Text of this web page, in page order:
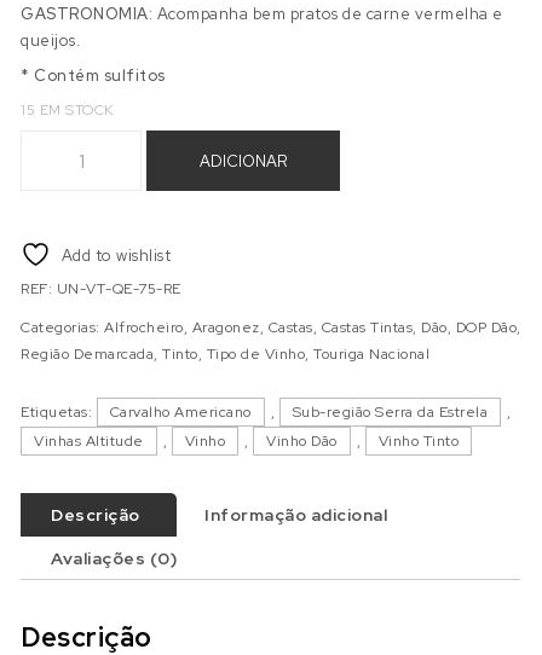
GASTRONOMIA: Acompanha bem pratos de carne vermelha e
queijos.
* Contém sulfitos
15 EM STOCK
ADICIONAR
Add to wishlist
REF: UN-VT-QE-75-RE
Categorias:Alfrocheiro, Aragonez, Castas, Castas Tintas, Dão, DOP Dão,
Região Demarcada,Tinto, Tipo de Vinho,Touriga Nacional
Etiquetas: Carvalho Americano , Sub-região Serra da Estrela
,
Vinhas Altitude
, Vinho , Vinho Dão , Vinho Tinto
Descrição
Informação adicional
Avaliações (0)
Descrição